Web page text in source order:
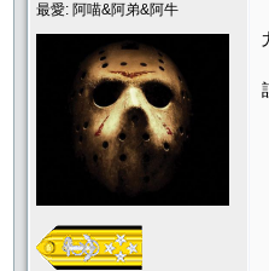
最愛: 阿喵&阿弟&阿牛